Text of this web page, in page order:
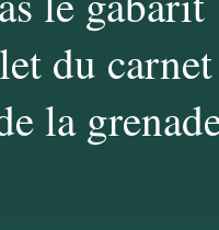
du
la